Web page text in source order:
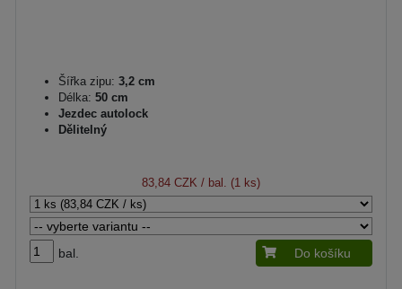
Šířka zipu: 3,2 cm
Délka: 50 cm
Jezdec autolock
Dělitelný
83,84 CZK / bal. (1 ks)
bal. Do košíku